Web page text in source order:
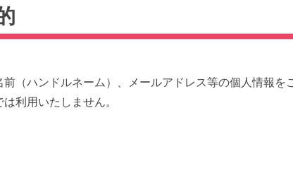
（ハンドルネーム）、メールアドレス等の個人情報を
利用いたしません。